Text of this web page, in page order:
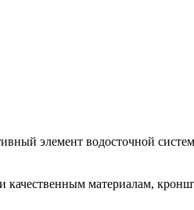
элемент водосточной
материалам,